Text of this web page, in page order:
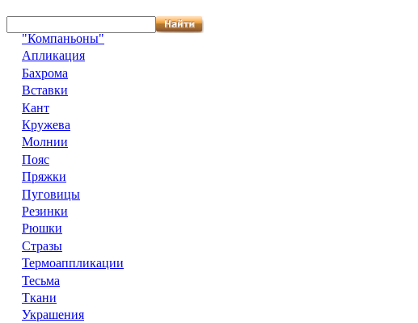
"Компаньоны"
Апликация
Бахрома
Вставки
Кант
Кружева
Молнии
Пояс
Пряжки
Пуговицы
Резинки
Рюшки
Стразы
Термоаппликации
Тесьма
Ткани
Украшения